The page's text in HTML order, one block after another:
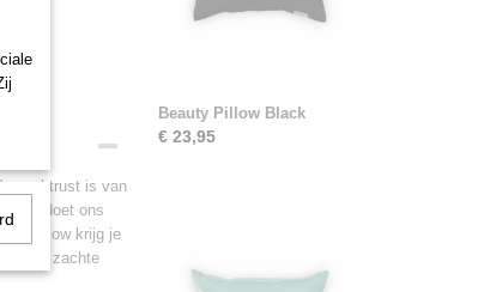
nachtrust is van
doet ons
Pillow krijg je
op het zachte
Beauty Pillow Black
€ 23,95